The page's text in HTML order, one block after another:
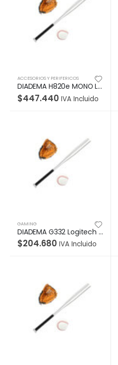
ACCESORIOS Y PERIFERICOS
DIADEMA H820e MONO Logitech Corporativo Monoaural Inalámbrico Receptor USB Compatible Win-Mac Micrófono Suspensión Ruido Controles Integrados Alcance 100Metros Garantía 2Años-NEGRO
$447.440 IVA Incluido
GAMING
DIADEMA G332 Logitech Gaming Plug 3.5mm Sonido Estéreo Multiplataforma Control de Mute Cable 2Metros Garantía 2Años-NEGRO-NARANJA
$204.680 IVA Incluido